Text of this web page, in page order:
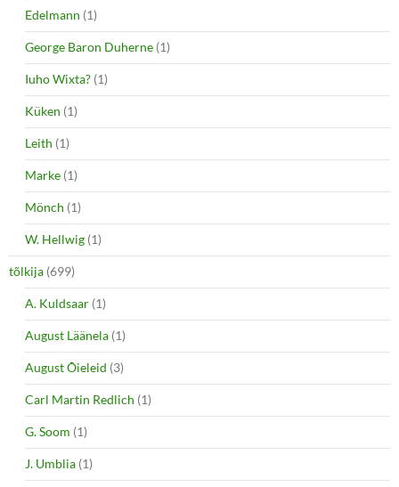
Edelmann (1)
George Baron Duherne (1)
Iuho Wixta? (1)
Küken (1)
Leith (1)
Marke (1)
Mönch (1)
W. Hellwig (1)
tõlkija (699)
A. Kuldsaar (1)
August Läänela (1)
August Õieleid (3)
Carl Martin Redlich (1)
G. Soom (1)
J. Umblia (1)